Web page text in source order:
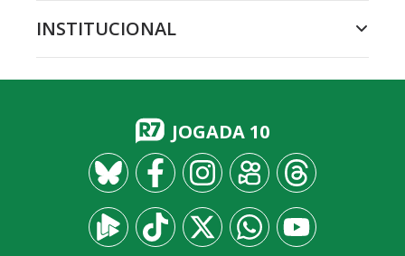
INSTITUCIONAL
JOGADA 10